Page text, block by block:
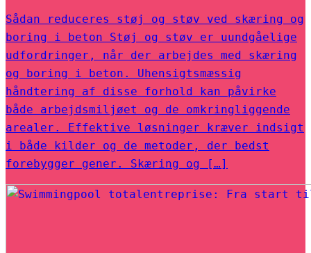
Sådan reduceres støj og støv ved skæring og
boring i beton Støj og støv er uundgåelige
udfordringer, når der arbejdes med skæring
og boring i beton. Uhensigtsmæssig
håndtering af disse forhold kan påvirke
både arbejdsmiljøet og de omkringliggende
arealer. Effektive løsninger kræver indsigt
i både kilder og de metoder, der bedst
forebygger gener. Skæring og […]